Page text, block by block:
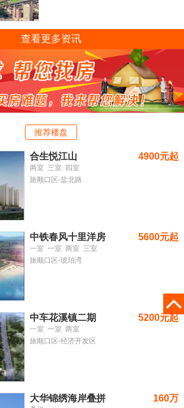
查看更多资讯
推荐楼盘
合生悦江山 4900元起
两室 三室
四室
旅顺口区-盐北路
中铁春风十里洋房 5600元起
一室一室两室 三室
旅顺口区-琥珀湾
中车花溪镇二期 5200元起
一室一室两室
旅顺口区-经济开发区
大华锦绣海岸叠拼 160万